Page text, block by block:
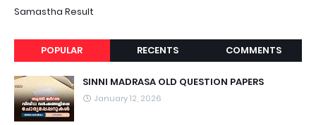
Samastha Result
POPULAR RECENTS COMMENTS
SINNI MADRASA OLD QUESTION PAPERS
January 12, 2026